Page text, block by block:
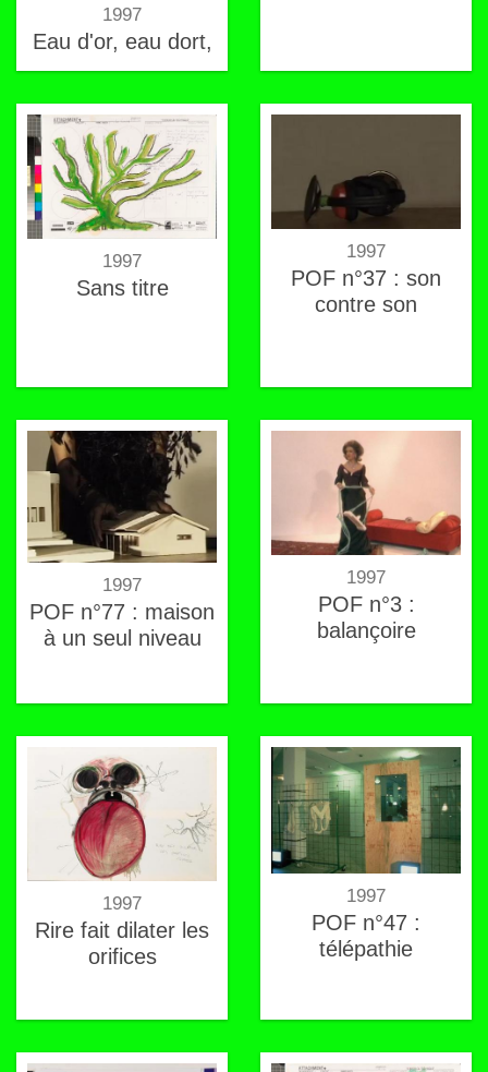
1997
Eau d'or, eau dort,
ODOR
1997
Sans titre
1997
POF n°37 : son
contre son
1997
POF n°77 : maison
à un seul niveau
1997
POF n°3 :
balançoire
1997
Rire fait dilater les
orifices
1997
POF n°47 :
télépathie